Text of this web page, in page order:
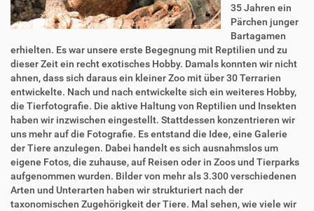
35 Jahren ein
Pärchen junger
Bartagamen
erhielten. Es war unsere erste Begegnung mit Reptilien und zu
dieser Zeit ein recht exotisches Hobby. Damals konnten wir nicht
ahnen, dass sich daraus ein kleiner Zoo mit über 30 Terrarien
entwickelte. Nach und nach entwickelte sich ein weiteres Hobby,
die Tierfotografie. Die aktive Haltung von Reptilien und Insekten
haben wir inzwischen eingestellt. Stattdessen konzentrieren wir
uns mehr auf die Fotografie. Es entstand die Idee, eine Galerie
der Tiere anzulegen. Dabei handelt es sich ausnahmslos um
eigene Fotos, die zuhause, auf Reisen oder in Zoos und Tierparks
aufgenommen wurden. Bilder von mehr als 3.300 verschiedenen
Arten und Unterarten haben wir strukturiert nach der
taxonomischen Zugehörigkeit der Tiere. Mal sehen, wie viele wir